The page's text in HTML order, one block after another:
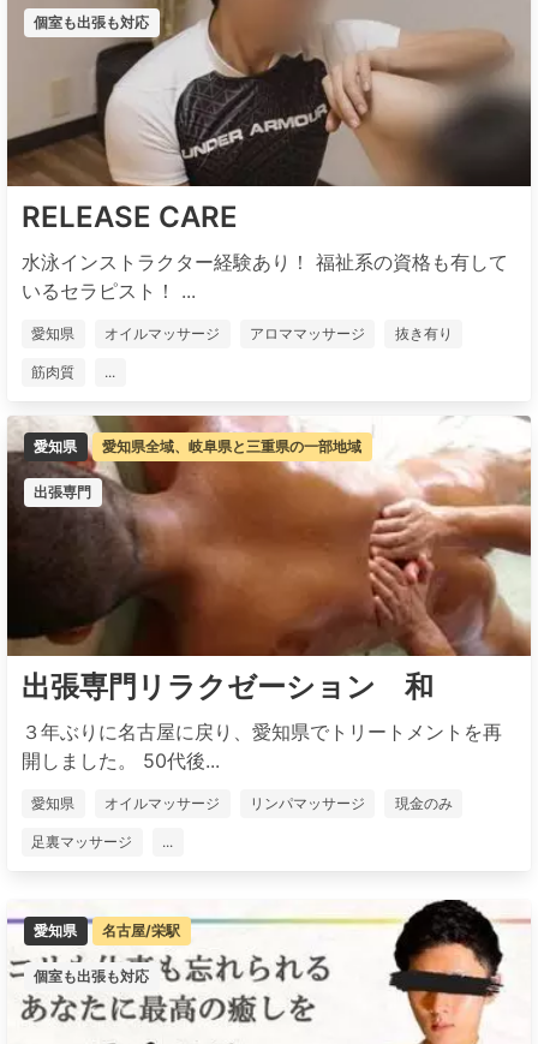
個室も出張も対応
RELEASE CARE
水泳インストラクター経験あり！ 福祉系の資格も有して
いるセラピスト！ ...
愛知県 オイルマッサージ アロママッサージ 抜き有り
筋肉質 ...
愛知県 愛知県全域、岐阜県と三重県の一部地域
出張専門
出張専門リラクゼーション 和
３年ぶりに名古屋に戻り、愛知県でトリートメントを再
開しました。 50代後...
愛知県 オイルマッサージ リンパマッサージ 現金のみ
足裏マッサージ ...
愛知県 名古屋/栄駅
個室も出張も対応